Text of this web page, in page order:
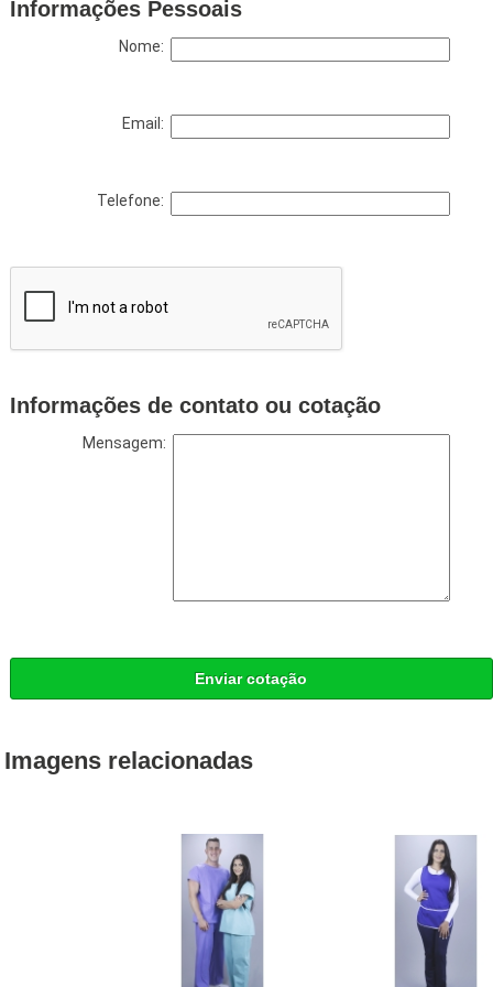
Informações Pessoais
Nome:
Email:
Telefone:
Informações de contato ou cotação
Mensagem:
Enviar cotação
Imagens relacionadas